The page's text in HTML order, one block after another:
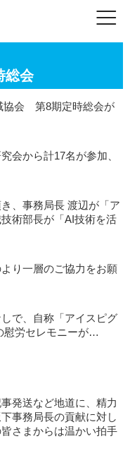
総会
協会 第8期定時総会が
会から計17名が参加、
、事務局長 渡辺が「ア
術部長が「AI技術を活
り一層のご協力をお願
で、自称「アイスピグ
慰労セレモニーが…
発送など地道に、精力
事務局長の貢献に対し
さまからは温かい拍手